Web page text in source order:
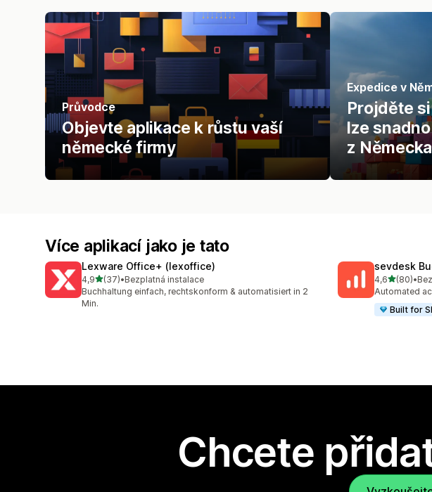
Průvodce
Objevte aplikace k růstu vaší
německé firmy
Expedice v
Projděte
lze
z
Více aplikací jako je tato
Lexware Office+ (lexoffice)
4,9z 5 hvězd
(37)
Celkový počet recenzí: 37
•Bezplatná instalace
Buchhaltung einfach, rechtskonform & automatisiert in 2
Min.
sevdesk
4,6z 5 hvězd
(80)
Celkový •
Automated
Built for
Chcete